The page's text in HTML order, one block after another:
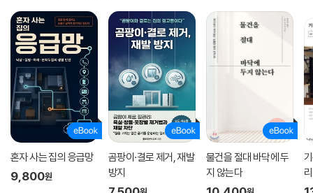
혼자 사는 집의 응급망
9,800원
곰팡이·결로 제거, 재발
방지
물건을 절대 바닥에 두
지 않는다